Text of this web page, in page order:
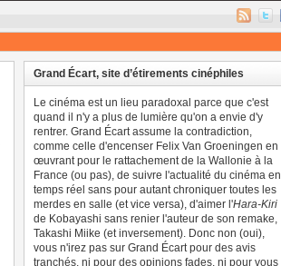
Grand Écart, site d’étirements cinéphiles
Le cinéma est un lieu paradoxal parce que c'est
quand il n'y a plus de lumière qu'on a envie d'y
rentrer. Grand Écart assume la contradiction,
comme celle d'encenser Felix Van Groeningen en
œuvrant pour le rattachement de la Wallonie à la
France (ou pas), de suivre l'actualité du cinéma en
temps réel sans pour autant chroniquer toutes les
merdes en salle (et vice versa), d'aimer l'Hara-Kiri
de Kobayashi sans renier l'auteur de son remake,
Takashi Miike (et inversement). Donc non (oui),
vous n'irez pas sur Grand Écart pour des avis
tranchés, ni pour des opinions fades, ni pour vous